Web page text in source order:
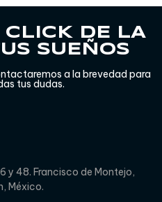
CLICK DE LA
SUEÑOS
a la brevedad para
tus dudas.
y 48. Francisco de Montejo,
México.